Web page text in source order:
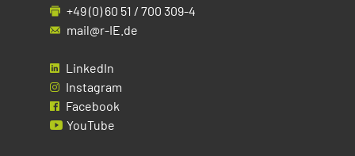
+49 (0) 60 51 / 700 309-4
mail@r-IE.de
LinkedIn
Instagram
Facebook
YouTube